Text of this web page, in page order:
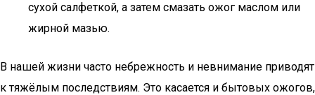
сухой салфеткой, а затем смазать ожог маслом или
жирной мазью.
В нашей жизни часто небрежность и невнимание приводят
к тяжёлым последствиям. Это касается и бытовых ожогов,